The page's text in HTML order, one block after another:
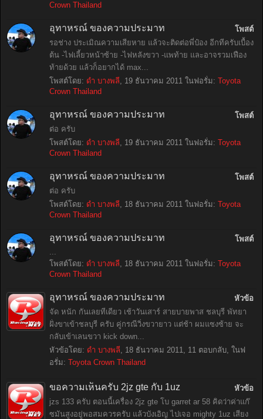
Crown Thailand
โพสต์
อุทาหรณ์ ของความประมาท
รอช่าง ประเมิณความเสียหาย แล้วจะติดต่อพี่ป๋อง อีกทีครับเบื้อง
ต้น -ไฟเลี้ยวหน้าซ้าย -ไฟหลังขวา -แพท้าย และอาจรวมเฟือง
ท้ายด้วย แล้วก็อยากได้ max...
โพสต์โดย: ดำ บางพลี, 19 ธันวาคม 2011 ในฟอรั่ม: Toyota
Crown Thailand
โพสต์
อุทาหรณ์ ของความประมาท
ต่อ ครับ
โพสต์โดย: ดำ บางพลี, 19 ธันวาคม 2011 ในฟอรั่ม: Toyota
Crown Thailand
โพสต์
อุทาหรณ์ ของความประมาท
ต่อ ครับ
โพสต์โดย: ดำ บางพลี, 18 ธันวาคม 2011 ในฟอรั่ม: Toyota
Crown Thailand
โพสต์
อุทาหรณ์ ของความประมาท
...
โพสต์โดย: ดำ บางพลี, 18 ธันวาคม 2011 ในฟอรั่ม: Toyota
Crown Thailand
หัวข้อ
อุทาหรณ์ ของความประมาท
จัด หนัก กันเลยทีเดียว เช้าวันเสาร์ สายบายพาส ชลบุรี พัทยา
ฝั่งขาเข้าชลบุรี ครับ คู่กรณีวิ่งขวายาว แต่ช้า ผมแซงซ้าย จะ
กลับเข้าเลนขวา kick down...
หัวข้อโดย: ดำ บางพลี, 18 ธันวาคม 2011, 11 ตอบกลับ, ในฟ
อรั่ม: Toyota Crown Thailand
หัวข้อ
ขอความเห็นครับ 2jz gte กับ 1uz
jzs 133 ครับ ตอนนี้เครื่อง 2jz gte โบ garret ar 58 คิดว่าค่าแก๊
ซมันสูงอยู่พอสมควรครับ แล้วบังเอิญ ไปเจอ mighty 1uz เสียง